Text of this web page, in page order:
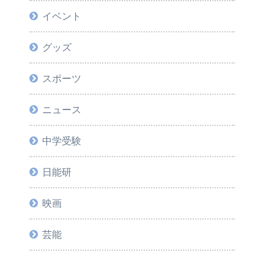
イベント
グッズ
スポーツ
ニュース
中学受験
日能研
映画
芸能